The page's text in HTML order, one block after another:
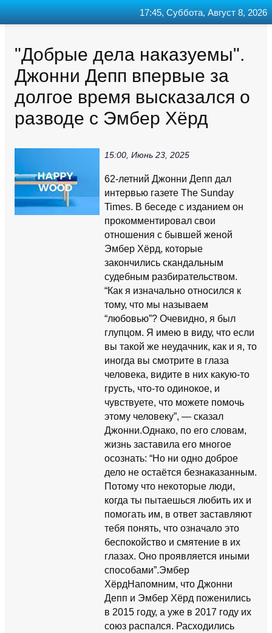
"Добрые дела наказуемы".
Джонни Депп впервые за
долгое время высказался о
разводе с Эмбер Хёрд
15:00, Июнь 23, 2025
62-летний Джонни Депп дал
интервью газете The Sunday
Times. В беседе с изданием он
прокомментировал свои
отношения с бывшей женой
Эмбер Хёрд, которые
закончились скандальным
судебным разбирательством.
“Как я изначально относился к
тому, что мы называем
“любовью”? Очевидно, я был
глупцом. Я имею в виду, что если
вы такой же неудачник, как и я, то
иногда вы смотрите в глаза
человека, видите в них какую-то
грусть, что-то одинокое, и
чувствуете, что можете помочь
этому человеку”, — сказал
Джонни.Однако, по его словам,
жизнь заставила его многое
осознать: “Но ни одно доброе
дело не остаётся безнаказанным.
Потому что некоторые люди,
когда ты пытаешься любить их и
помогать им, в ответ заставляют
тебя понять, что означало это
беспокойство и смятение в их
глазах. Оно проявляется иными
способами”.Эмбер
ХёрдНапомним, что Джонни
Депп и Эмбер Хёрд поженились
в 2015 году, а уже в 2017 году их
союз распался. Расходились
17:45, Суббота, Август 8, 2026